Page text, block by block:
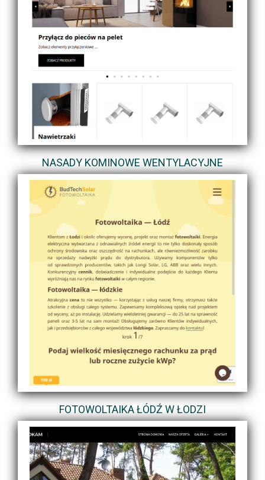
NASADY KOMINOWE WENTYLACYJNE
FOTOWOLTAIKA ŁÓDŹ W ŁODZI